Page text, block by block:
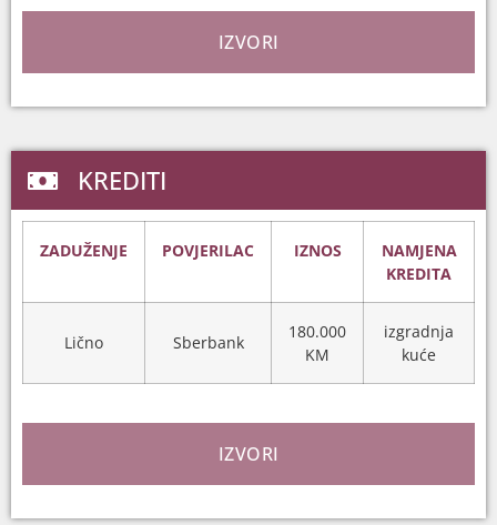
IZVORI
KREDITI
ZADUŽENJE POVJERILAC IZNOS
NAMJENA
KREDITA
Lično Sberbank
180.000
KM
izgradnja
kuće
IZVORI